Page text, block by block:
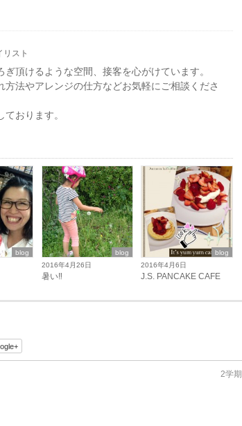
リスト
ぎ頂けるような空間、接客を心がけています。
方法やアレンジの仕方などお気軽にご相談くださ
おります。
blog
blog
2016年4月26日
暑い‼︎
blog
2016年4月6日
J.S. PANCAKE CAFE
2学期